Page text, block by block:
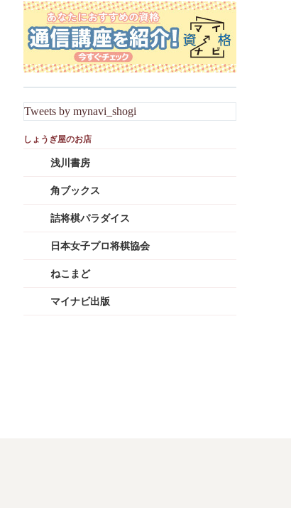
Tweets by mynavi_shogi
浅川書房
角ブックス
詰将棋パラダイス
日本女子プロ将棋協会
ねこまど
マイナビ出版